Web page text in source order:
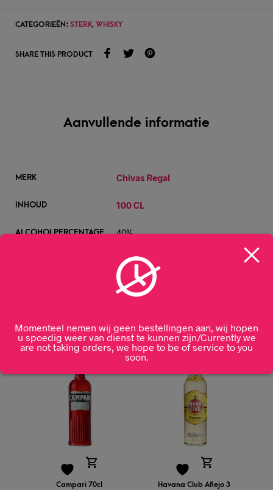
CATEGORIEËN: STERK, WHISKY
SHARE THIS PRODUCT
Aanvullende informatie
MERK Chivas Regal
INHOUD 100 CL
ALCOHOLPERCENTAGE 40%
Verenigd Koninkrijk
Campari 70cl
Havana Club Añejo 3
Momenteel nemen wij geen bestellingen aan, wij hopen
u spoedig weer van dienst te kunnen zijn/Currently we
are not taking orders, we hope to be of service to you
soon.